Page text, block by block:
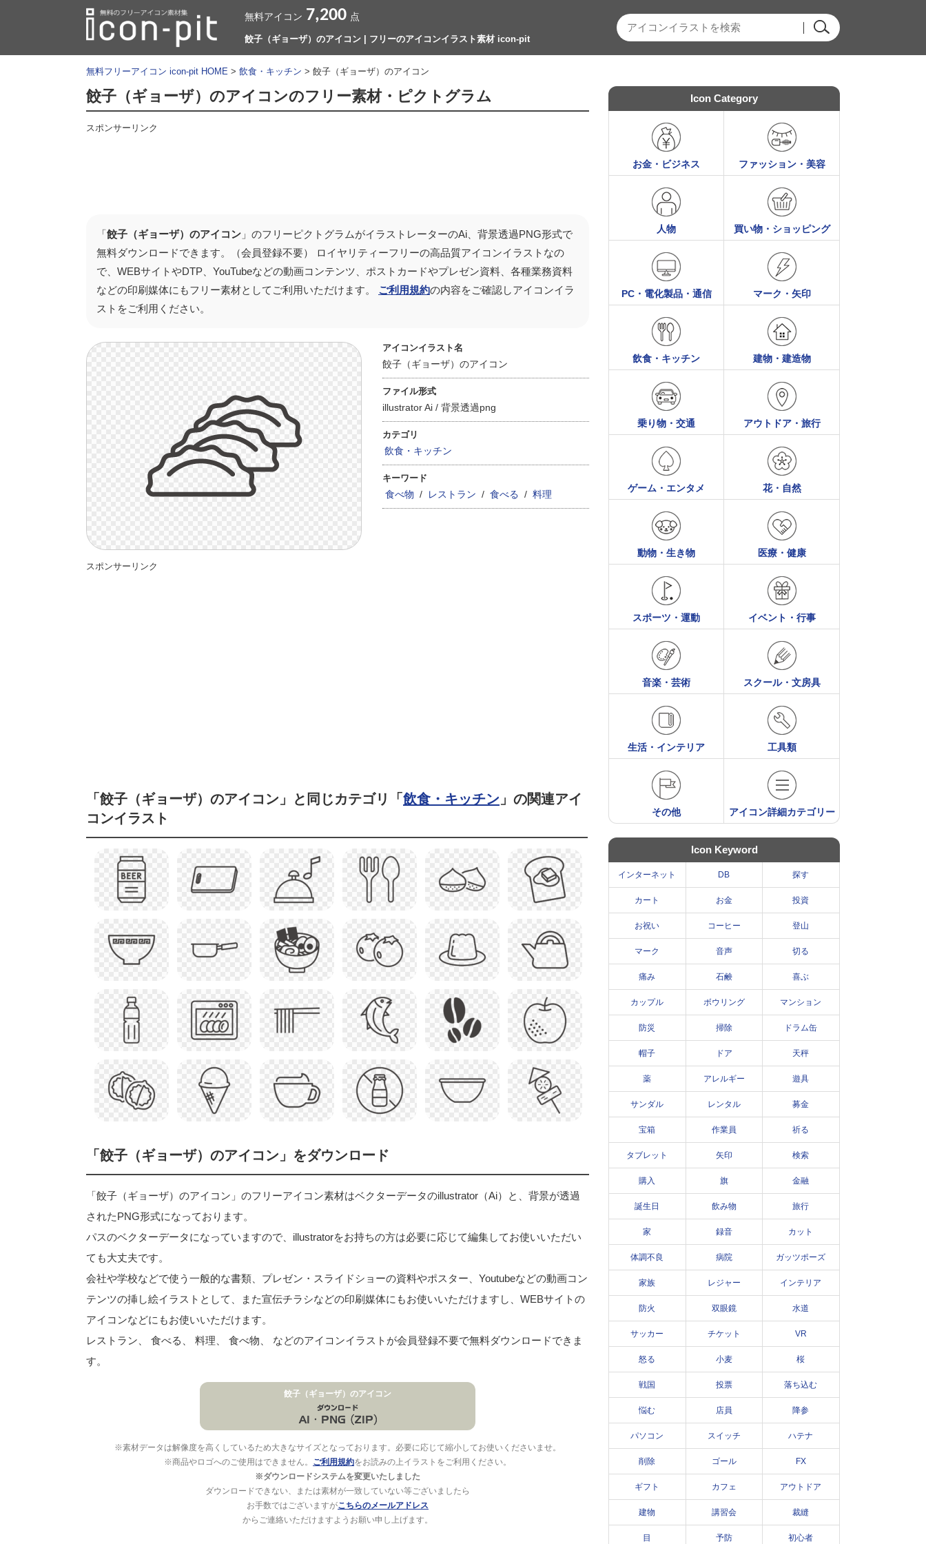
無料アイコン 7,200 点
餃子（ギョーザ）のアイコン | フリーのアイコンイラスト素材 icon-pit
無料フリーアイコン icon-pit HOME > 飲食・キッチン > 餃子（ギョーザ）のアイコン
餃子（ギョーザ）のアイコンのフリー素材・ピクトグラム
スポンサーリンク
「餃子（ギョーザ）のアイコン 」のフリーピクトグラムがイラストレーターのAi、背景透過PNG形式で
無料ダウンロードできます。（会員登録不要） ロイヤリティーフリーの高品質アイコンイラストなの
で、WEBサイトやDTP、YouTubeなどの動画コンテンツ、ポストカードやプレゼン資料、各種業務資料
などの印刷媒体にもフリー素材としてご利用いただけます。 ご利用規約の内容をご確認しアイコンイラ
ストをご利用ください。
アイコンイラスト名
餃子（ギョーザ）のアイコン
ファイル形式
illustrator Ai / 背景透過png
カテゴリ
飲食・キッチン
キーワード
食べ物 / レストラン / 食べる / 料理
スポンサーリンク
「餃子（ギョーザ）のアイコン」と同じカテゴリ「 飲食・キッチン 」の関連アイ
コンイラスト
「餃子（ギョーザ）のアイコン」をダウンロード
「餃子（ギョーザ）のアイコン」のフリーアイコン素材はベクターデータのillustrator（Ai）と、背景が透過
されたPNG形式になっております。
パスのベクターデータになっていますので、illustratorをお持ちの方は必要に応じて編集してお使いいただい
ても大丈夫です。
会社や学校などで使う一般的な書類、プレゼン・スライドショーの資料やポスター、Youtubeなどの動画コン
テンツの挿し絵イラストとして、また宣伝チラシなどの印刷媒体にもお使いいただけますし、WEBサイトの
アイコンなどにもお使いいただけます。
レストラン、 食べる、 料理、 食べ物、 などのアイコンイラストが会員登録不要で無料ダウンロードできま
す。
餃子（ギョーザ）のアイコン
※素材データは解像度を高くしているため大きなサイズとなっております。必要に応じて縮小してお使いくださいませ。
※商品やロゴへのご使用はできません。 ご利用規約をお読みの上イラストをご利用ください。
※ダウンロードシステムを変更いたしました
ダウンロードできない、または素材が一致していない等ございましたら
お手数ではございますがこちらのメールアドレス
からご連絡いただけますようお願い申し上げます。
Icon Category
お金・ビジネス ファッション・美容
人物 買い物・ショッピング
PC・電化製品・通信 マーク・矢印
飲食・キッチン 建物・建造物
乗り物・交通 アウトドア・旅行
ゲーム・エンタメ 花・自然
動物・生き物 医療・健康
スポーツ・運動 イベント・行事
音楽・芸術 スクール・文房具
生活・インテリア 工具類
その他 アイコン詳細カテゴリー
Icon Keyword
インターネット DB 探す
カート お金 投資
お祝い コーヒー 登山
マーク 音声 切る
痛み 石鹸 喜ぶ
カップル ボウリング マンション
防災 掃除 ドラム缶
帽子 ドア 天秤
薬 アレルギー 遊具
サンダル レンタル 募金
宝箱 作業員 祈る
タブレット 矢印 検索
購入 旗 金融
誕生日 飲み物 旅行
家 録音 カット
体調不良 病院 ガッツポーズ
家族 レジャー インテリア
防火 双眼鏡 水道
サッカー チケット VR
怒る 小麦 桜
戦国 投票 落ち込む
悩む 店員 降参
パソコン スイッチ ハテナ
削除 ゴール FX
ギフト カフェ アウトドア
建物 講習会 裁縫
目 予防 初心者